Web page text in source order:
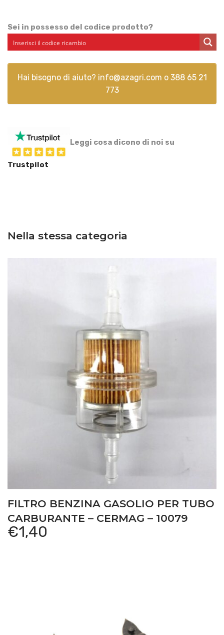
Sei in possesso del codice prodotto?
Hai bisogno di aiuto? info@azagri.com o 388 65 21
773
Leggi cosa dicono di noi su
Trustpilot
Nella stessa categoria
FILTRO BENZINA GASOLIO PER TUBO
CARBURANTE – CERMAG – 10079
€1,40